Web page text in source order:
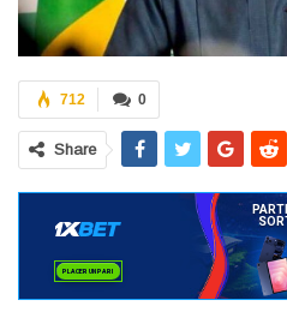
0
712
Share